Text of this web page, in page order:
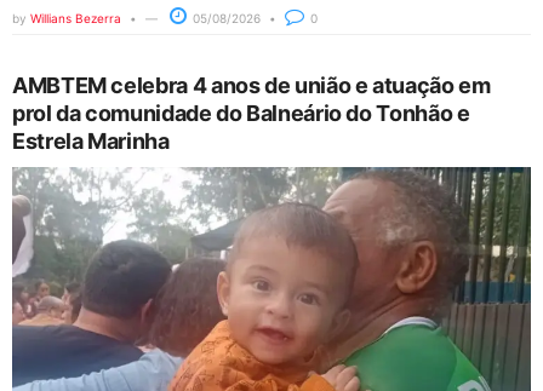
by Willians Bezerra 05/08/2026 0
AMBTEM celebra 4 anos de união e atuação em
prol da comunidade do Balneário do Tonhão e
Estrela Marinha